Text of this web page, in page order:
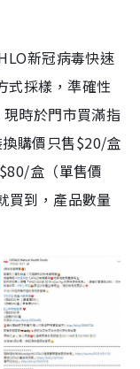
新冠病毒快速
式採樣，準確性
時於門市買滿指
購價只售$20/盒
盒（單售價
買到，產品數量